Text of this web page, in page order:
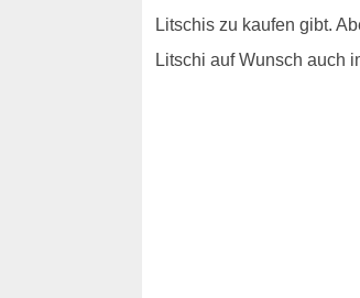
Litschis zu kaufen gibt.
Litschi auf Wunsch auch